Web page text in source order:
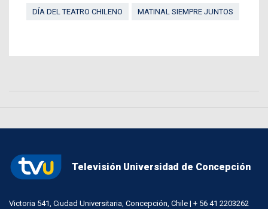
DÍA DEL TEATRO CHILENO
MATINAL SIEMPRE JUNTOS
Televisión Universidad de Concepción
Victoria 541, Ciudad Universitaria, Concepción, Chile | + 56 41 2203262